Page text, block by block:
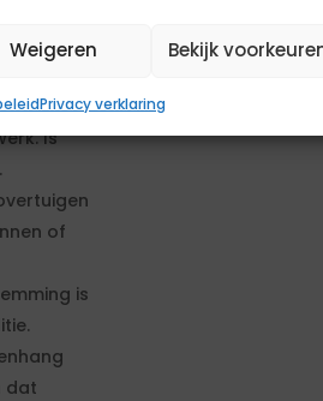
Weigeren Bekijk
Privacy verklaring
om
Is
of
is
dat